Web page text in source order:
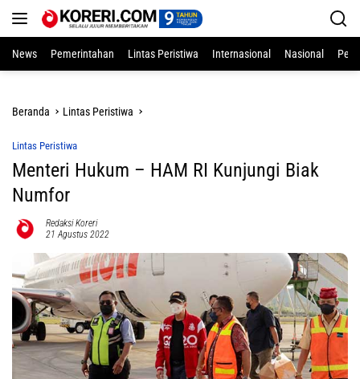
News
Pemerintahan Lintas Peristiwa Internasional Nasional
Beranda Lintas Peristiwa
Lintas Peristiwa
Menteri Hukum – HAM RI Kunjungi Biak
Numfor
Redaksi Koreri
21 Agustus 2022